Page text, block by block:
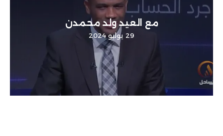
مع العيد ولد محمدن
29 يوليو 2024